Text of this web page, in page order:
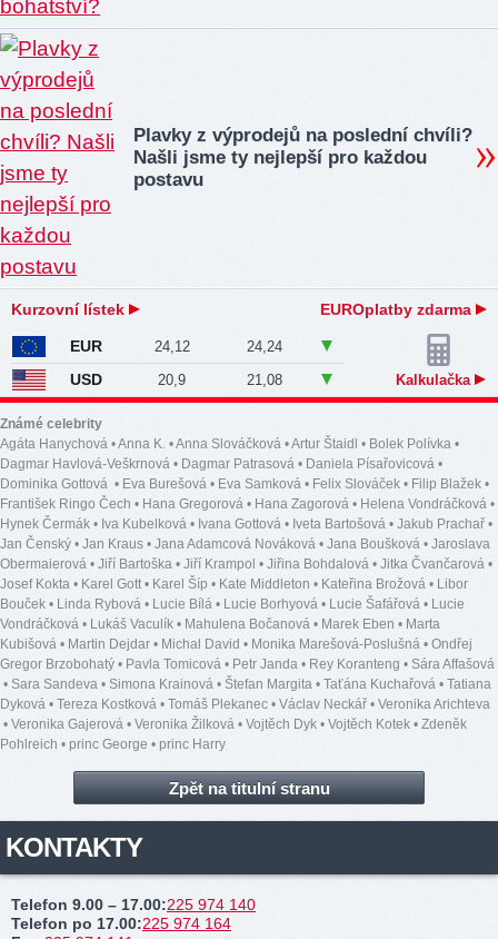
Plavky z výprodejů na poslední chvíli?
Našli jsme ty nejlepší pro každou
postavu
Kurzovní lístek EUROplatby zdarma
EUR 24,12 24,24
USD 20,9 21,08 Kalkulačka
Známé celebrity
Agáta Hanychová •Anna K. •Anna Slováčková •Artur Štaidl • Bolek Polívka •
Dagmar Havlová-Veškrnová • Dagmar Patrasová • Daniela Písařovicová •
Dominika Gottová • Eva Burešová • Eva Samková • Felix Slováček • Filip Blažek •
František Ringo Čech • Hana Gregorová • Hana Zagorová • Helena Vondráčková •
Hynek Čermák • Iva Kubelková • Ivana Gottová • Iveta Bartošová • Jakub Prachař •
Jan Čenský • Jan Kraus • Jana Adamcová Nováková • Jana Boušková • Jaroslava
Obermaierová • Jiří Bartoška • Jiří Krampol • Jiřina Bohdalová • Jitka Čvančarová •
Josef Kokta • Karel Gott• Karel Šíp • Kate Middleton • Kateřina Brožová • Libor
Bouček • Linda Rybová • Lucie Bílá • Lucie Borhyová • Lucie Šafářová • Lucie
Vondráčková • Lukáš Vaculík • Mahulena Bočanová • Marek Eben • Marta
Kubišová • Martin Dejdar • Michal David • Monika Marešová-Poslušná • Ondřej
Gregor Brzobohatý • Pavla Tomicová • Petr Janda • Rey Koranteng • Sára Affašová
• Sara Sandeva • Simona Krainová • Štefan Margita • Taťána Kuchařová • Tatiana
Dyková • Tereza Kostková • Tomáš Plekanec • Václav Neckář • Veronika Arichteva
• Veronika Gajerová • Veronika Žilková • Vojtěch Dyk • Vojtěch Kotek • Zdeněk
Pohlreich • princ George • princ Harry
Zpět na titulní stranu
KONTAKTY
Telefon 9.00 – 17.00:225 974 140
Telefon po 17.00:225 974 164